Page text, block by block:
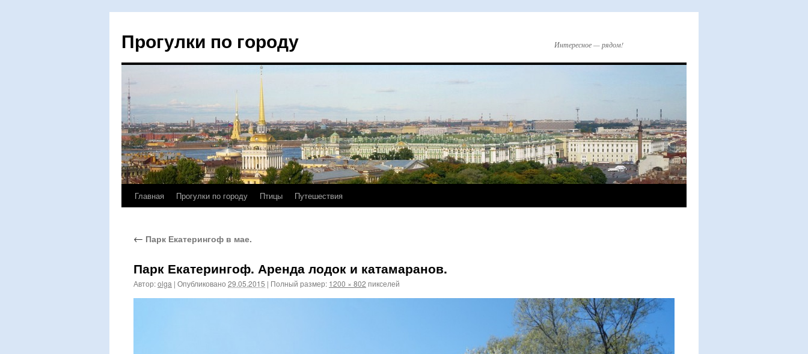
Прогулки по городу Интересное — рядом!
Перейти
содержимому
Главная Прогулки по городу Птицы Путешествия
← Парк Екатерингоф в мае.
Парк Екатерингоф. Аренда лодок и катамаранов.
Автор:olga | Опубликовано 29.05.2015 | Полный размер: 1200 × 802 пикселей